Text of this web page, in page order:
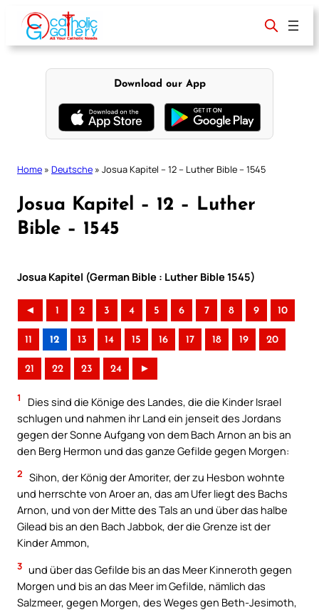
content
Download our App
Home » Deutsche » Josua Kapitel – 12 – Luther Bible – 1545
Josua Kapitel – 12 – Luther
Bible – 1545
Josua Kapitel (German Bible : Luther Bible 1545)
◄ 1 2 3 4 5 6 7 8 9 10
11 12 13 14 15 16 17 18 19 20
21 22 23 24 ►
1
Dies sind die Könige des Landes, die die Kinder Israel
schlugen und nahmen ihr Land ein jenseit des Jordans
gegen der Sonne Aufgang von dem Bach Arnon an bis an
den Berg Hermon und das ganze Gefilde gegen Morgen:
2 Sihon, der König der Amoriter, der zu Hesbon wohnte
und herrschte von Aroer an, das am Ufer liegt des Bachs
Arnon, und von der Mitte des Tals an und über das halbe
Gilead bis an den Bach Jabbok, der die Grenze ist der
Kinder Ammon,
3 und über das Gefilde bis an das Meer Kinneroth gegen
Morgen und bis an das Meer im Gefilde, nämlich das
Salzmeer, gegen Morgen, des Weges gen Beth-Jesimoth,